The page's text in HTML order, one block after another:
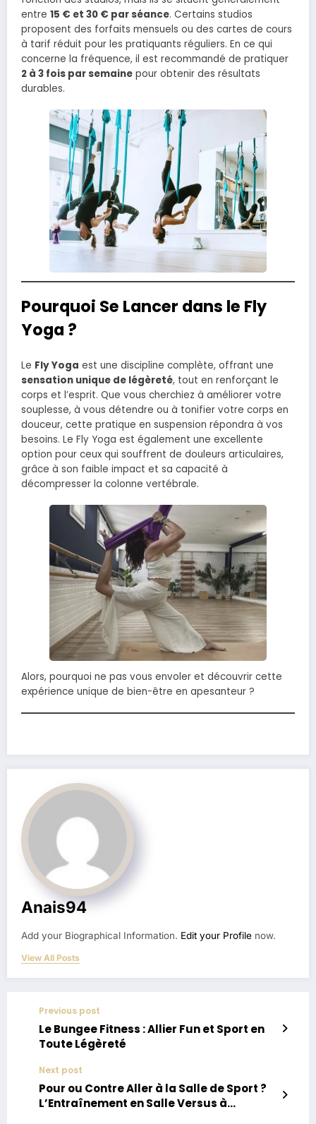
entre 15 € et 30 € par séance. Certains studios
proposent des forfaits mensuels ou des cartes de cours
à tarif réduit pour les pratiquants réguliers. En ce qui
concerne la fréquence, il est recommandé de pratiquer
2 à 3 fois par semaine pour obtenir des résultats
durables.
Pourquoi Se Lancer dans le Fly
Yoga ?
Le Fly Yoga est une discipline complète, offrant une
sensation unique de légèreté, tout en renforçant le
corps et l’esprit. Que vous cherchiez à améliorer votre
souplesse, à vous détendre ou à tonifier votre corps en
douceur, cette pratique en suspension répondra à vos
besoins. Le Fly Yoga est également une excellente
option pour ceux qui souffrent de douleurs articulaires,
grâce à son faible impact et sa capacité à
décompresser la colonne vertébrale.
Alors, pourquoi ne pas vous envoler et découvrir cette
expérience unique de bien-être en apesanteur ?
Anais94
Add your Biographical Information. Edit your Profile now.
View All Posts
Previous post
Le Bungee Fitness : Allier Fun et Sport en
Toute Légèreté
Next post
Pour ou Contre Aller à la Salle de Sport ?
L’Entraînement en Salle Versus à